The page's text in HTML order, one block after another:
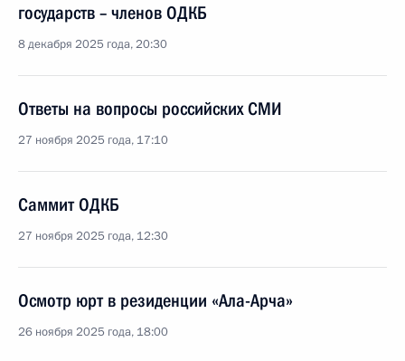
государств – членов ОДКБ
8 декабря 2025 года, 20:30
Ответы на вопросы российских СМИ
27 ноября 2025 года, 17:10
Саммит ОДКБ
27 ноября 2025 года, 12:30
Осмотр юрт в резиденции «Ала-Арча»
26 ноября 2025 года, 18:00